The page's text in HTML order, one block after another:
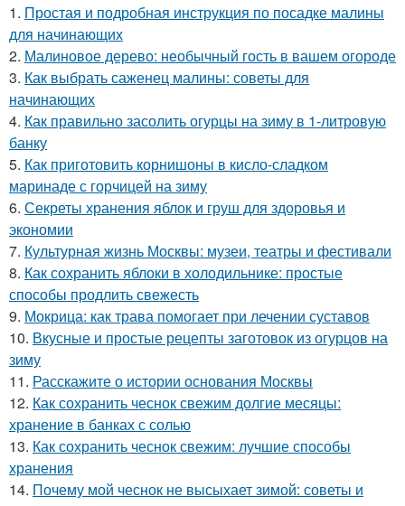
1. Простая и подробная инструкция по посадке малины
для начинающих
2. Малиновое дерево: необычный гость в вашем огороде
3. Как выбрать саженец малины: советы для
начинающих
4. Как правильно засолить огурцы на зиму в 1-литровую
банку
5. Как приготовить корнишоны в кисло-сладком
маринаде с горчицей на зиму
6. Секреты хранения яблок и груш для здоровья и
экономии
7. Культурная жизнь Москвы: музеи, театры и фестивали
8. Как сохранить яблоки в холодильнике: простые
способы продлить свежесть
9. Мокрица: как трава помогает при лечении суставов
10. Вкусные и простые рецепты заготовок из огурцов на
зиму
11. Расскажите о истории основания Москвы
12. Как сохранить чеснок свежим долгие месяцы:
хранение в банках с солью
13. Как сохранить чеснок свежим: лучшие способы
хранения
14. Почему мой чеснок не высыхает зимой: советы и